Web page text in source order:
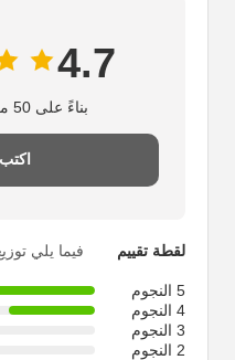
4.7
بناءً على 50 مراجعة لهذا المورد
لقطة تقييم فيما يلي
5 النجوم
4 النجوم
3 النجوم
2 النجوم